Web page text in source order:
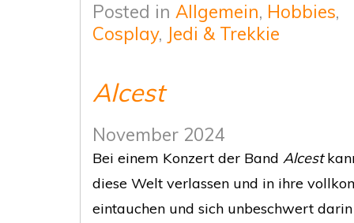
Posted in Allgemein, Hobbies,
Cosplay, Jedi & Trekkie
Alcest
November 2024
Bei einem Konzert der Band Alcest
diese Welt verlassen und in ihre
eintauchen und sich unbeschwert